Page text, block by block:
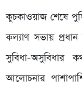
কুচকাওয়াজ শেষে
কল্যাণ সভায়
সুবিধা-অসুবিধার
আলোচনার